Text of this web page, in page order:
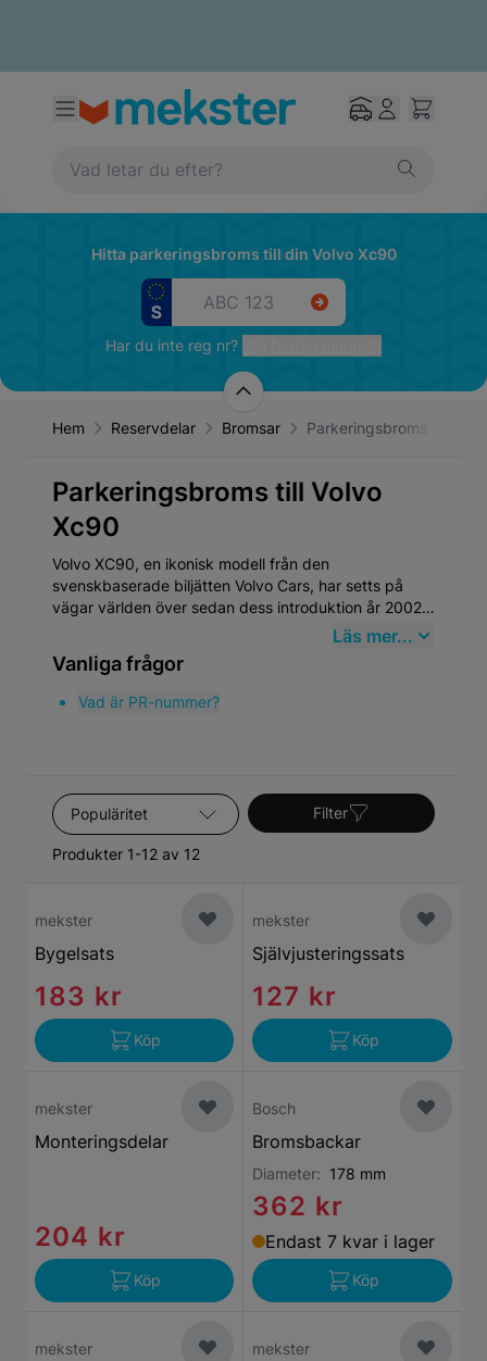
Hitta parkeringsbroms till din Volvo Xc90
Har du inte reg nr?
Hem Reservdelar Bromsar Parkeringsbroms
Parkeringsbroms till Volvo
Xc90
Volvo XC90, en ikonisk modell från den
svenskbaserade biljätten Volvo Cars, har setts på
vägar världen över sedan dess introduktion år 2002.
Denna SUV är känd för sin robusta design,
säkerhetsfunktioner och familjevänliga inredning. När
det gäller reservdelar är det viktigt att välja
produkter som överensstämmer med den höga
Läs mer...
Vanliga frågor
Vad är PR-nummer?
Sortera efter
Produkter 1-12 av 12
Filter
mekster
Bygelsats
183 kr
Köp
mekster
Självjusteringssats
127 kr
Köp
mekster
Monteringsdelar
204 kr
Köp
Bosch
Bromsbackar
Diameter: 178 mm
362 kr
Endast 7 kvar i lager
Köp
mekster mekster